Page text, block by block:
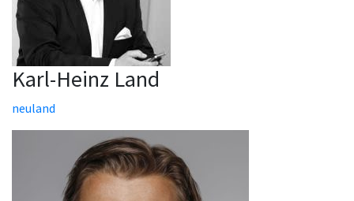
Karl-Heinz Land
neuland